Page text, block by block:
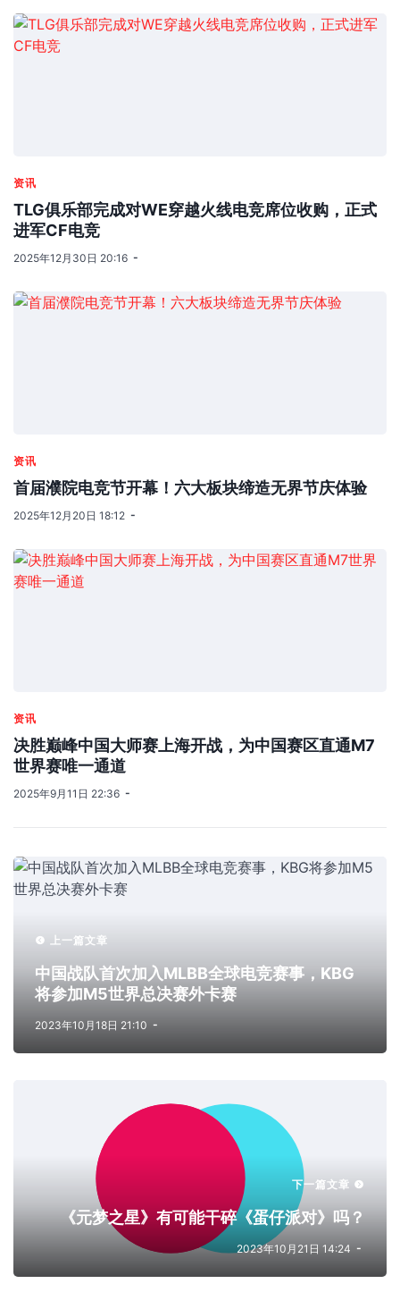
资讯
TLG俱乐部完成对WE穿越火线电竞席位收购，正式
进军CF电竞
2025年12月30日 20:16
资讯
首届濮院电竞节开幕！六大板块缔造无界节庆体验
2025年12月20日 18:12
资讯
决胜巅峰中国大师赛上海开战，为中国赛区直通M7
世界赛唯一通道
2025年9月11日 22:36
上一篇文章
中国战队首次加入MLBB全球电竞赛事，KBG
将参加M5世界总决赛外卡赛
2023年10月18日 21:10
下一篇文章
《元梦之星》有可能干碎《蛋仔派对》吗？
2023年10月21日 14:24